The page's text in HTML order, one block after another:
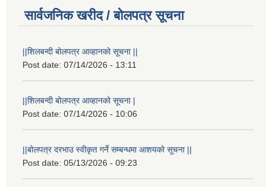
सार्वजनिक खरीद / बोलपत्र सूचना
||शिलबन्दी बोलपत्र आव्हानको सूचना ||
Post date: 07/14/2026 - 13:11
||शिलबन्दी बोलपत्र आव्हानको सूचना |
Post date: 07/14/2026 - 10:06
||बोलपत्र दरभाउ स्वीकृत गर्ने सम्बन्धमा आशयको सूचना ||
Post date: 05/13/2026 - 09:23